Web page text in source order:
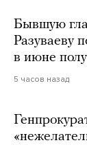
Бывшую
Разуваеву
в июне
5 часов назад